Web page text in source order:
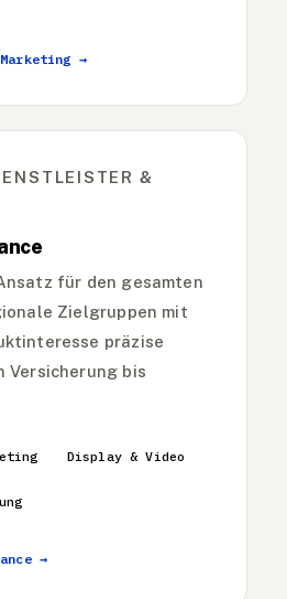
→
&
für den gesamten
Zielgruppen mit
präzise
bis
Display & Video
→